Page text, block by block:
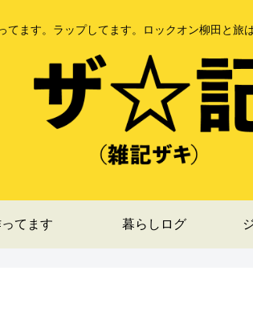
てます。ラップしてます。ロックオン柳田と旅
てます 暮らしログ